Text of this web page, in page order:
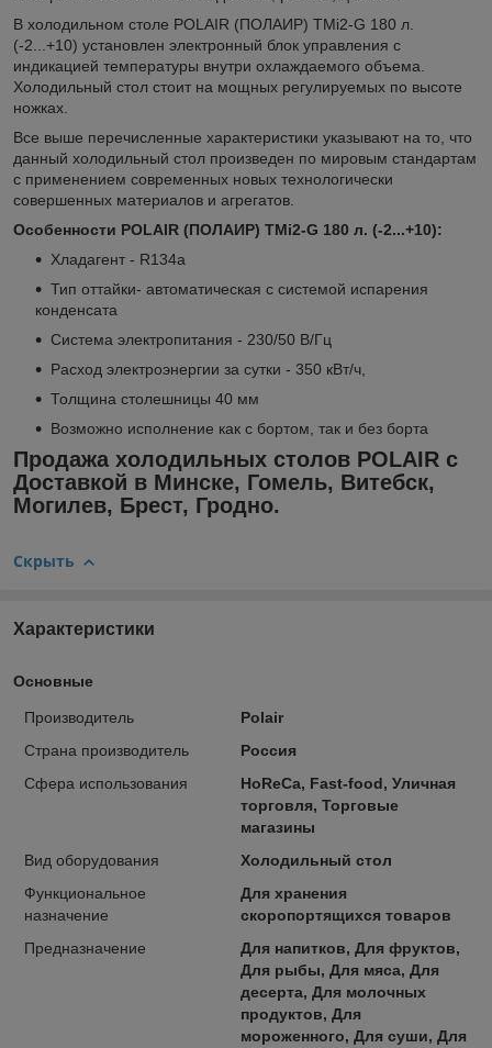
В холодильном столе POLAIR (ПОЛАИР) TMi2-G 180 л.
(-2...+10) установлен электронный блок управления с
индикацией температуры внутри охлаждаемого объема.
Холодильный стол стоит на мощных регулируемых по высоте
ножках.
Все выше перечисленные характеристики указывают на то, что
данный холодильный стол произведен по мировым стандартам
с применением современных новых технологически
совершенных материалов и агрегатов.
Особенности POLAIR (ПОЛАИР) TMi2-G 180 л. (-2...+10):
Хладагент - R134a
Тип оттайки- автоматическая с системой испарения
конденсата
Система электропитания - 230/50 В/Гц
Расход электроэнергии за сутки - 350 кВт/ч,
Толщина столешницы 40 мм
Возможно исполнение как с бортом, так и без борта
Продажа холодильных столов POLAIR с
Доставкой в Минске, Гомель, Витебск,
Могилев, Брест, Гродно.
Скрыть
Характеристики
Основные
Производитель
Polair
Страна производитель
Россия
Сфера использования
HoReCa, Fast-food, Уличная
торговля, Торговые
магазины
Вид оборудования
Холодильный стол
Функциональное
назначение
Для хранения
скоропортящихся товаров
Предназначение
Для напитков, Для фруктов,
Для рыбы, Для мяса, Для
десерта, Для молочных
продуктов, Для
мороженного, Для суши, Для